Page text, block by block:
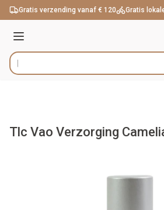
Ga naar de inhoud
Gratis verzending vanaf € 120 Gratis
Menu
Product, merk, categorie...
Tlc Vao Verzorging